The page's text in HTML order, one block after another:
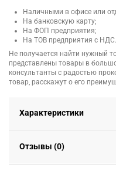
Наличными в офисе или
На банковскую карту;
На ФОП предприятия;
На ТОВ предприятия с НДС.
Не получается найти нужный
представлены товары в
консультанты с радостью
товар, расскажут о его
Характеристики
Отзывы (0)